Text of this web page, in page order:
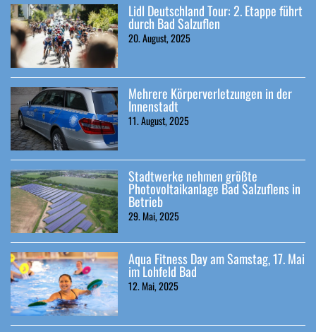
Lidl Deutschland Tour: 2. Etappe führt
durch Bad Salzuflen
20. August, 2025
Mehrere Körperverletzungen in der
Innenstadt
11. August, 2025
Stadtwerke nehmen größte
Photovoltaikanlage Bad Salzuflens in
Betrieb
29. Mai, 2025
Aqua Fitness Day am Samstag, 17. Mai
im Lohfeld Bad
12. Mai, 2025